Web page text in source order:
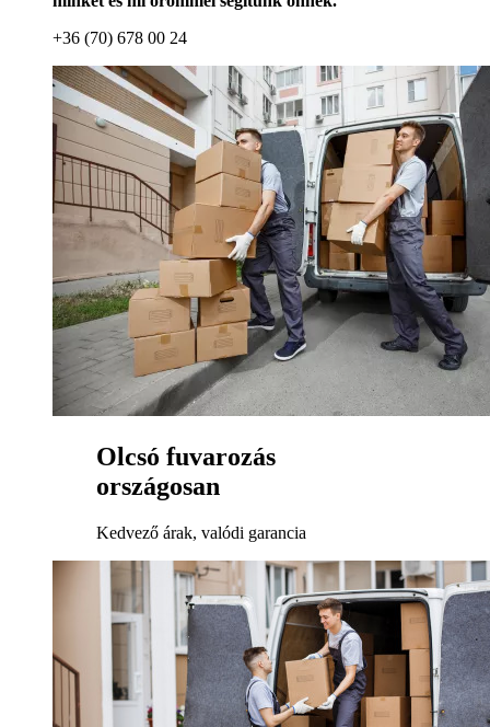
+36 (70) 678 00 24
Olcsó fuvarozás
országosan
Kedvező árak, valódi garancia